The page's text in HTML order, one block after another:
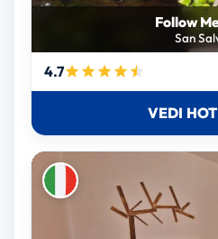
Follow
San
4.7
VEDI